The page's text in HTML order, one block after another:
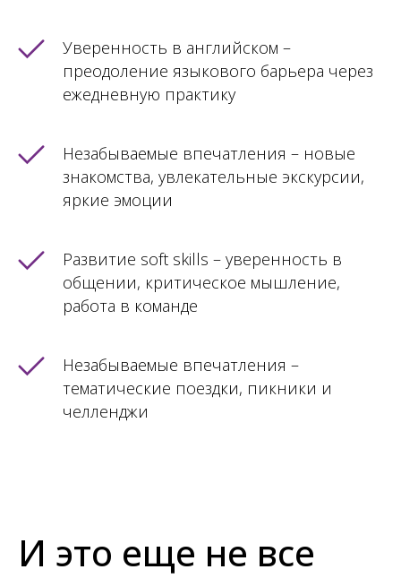
Уверенность в английском –
преодоление языкового барьера через
ежедневную практику
Незабываемые впечатления – новые
знакомства, увлекательные экскурсии,
яркие эмоции
Развитие soft skills – уверенность в
общении, критическое мышление,
работа в команде
Незабываемые впечатления –
тематические поездки, пикники и
челленджи
И это еще не все